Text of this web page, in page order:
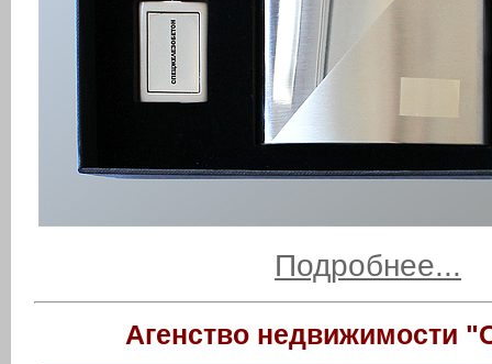
Подробнее...
Агенство недвижимости